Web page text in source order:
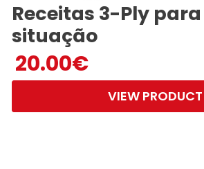
Receitas 3-Ply
situação
20.00€
VIEW PRODUCT